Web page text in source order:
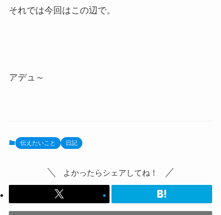
それでは今回はこの辺で。
アデュ～
伝えたいこと 日記
よかったらシェアしてね！